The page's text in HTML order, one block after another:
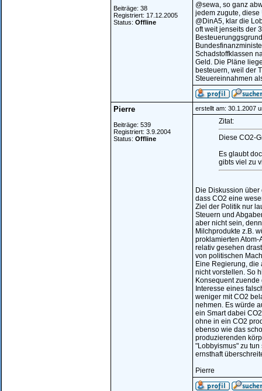
Beiträge: 38
Registriert: 17.12.2005
Status: Offline
@sewa, so ganz
jedem zugute,
@DinA5, klar die
oft weit jenseits der
Schadstoffklassen
Geld. Die Pläne
besteuern, weil der
Steuereinnahmen
Pierre
Beiträge: 539
Registriert: 3.9.2004
Status: Offline
erstellt am: 30.1.2007
Zitat:
Diese CO2-
Es glaubt
gibts viel zu
Die Diskussion
dass CO2 eine
Ziel der Politik nur
Steuern und
aber nicht sein,
Milchprodukte z.B.
proklamierten
relativ gesehen
von politischen
Eine Regierung, die
nicht vorstellen. So
Konsequent
Interesse eines
weniger mit CO2
nehmen. Es würde
ein Smart dabei
ohne in ein CO2
ebenso wie das
produzierenden
"Lobbyismus" zu
ernsthaft
Pierre